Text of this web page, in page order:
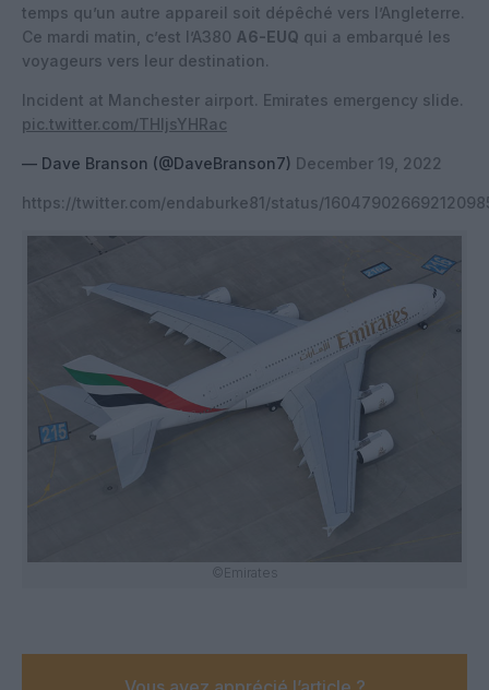
temps qu’un autre appareil soit dépêché vers l’Angleterre.
Ce mardi matin, c’est l’A380 A6-EUQ qui a embarqué les
voyageurs vers leur destination.
Incident at Manchester airport. Emirates emergency slide.
pic.twitter.com/THIjsYHRac
— Dave Branson (@DaveBranson7) December 19, 2022
https://twitter.com/endaburke81/status/
©Emirates